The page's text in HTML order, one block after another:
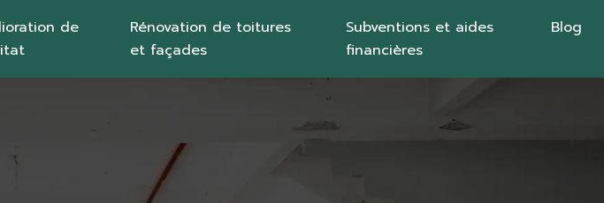
de
Rénovation de toitures
et façades
Subventions et aides
financières
Blog